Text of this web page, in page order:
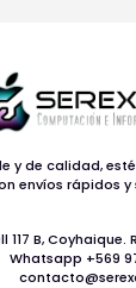
y de calidad,
envíos rápidos
117 B, Coyhaique.
Whatsapp +569